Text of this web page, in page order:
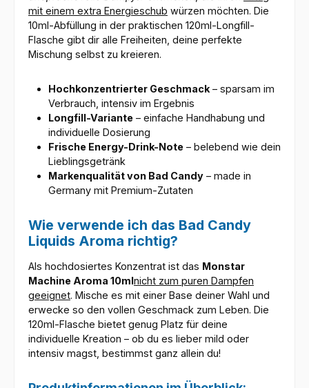
mit einem extra Energieschub würzen möchten. Die
10ml-Abfüllung in der praktischen 120ml-Longfill-
Flasche gibt dir alle Freiheiten, deine perfekte
Mischung selbst zu kreieren.
Hochkonzentrierter Geschmack– sparsam im
Verbrauch, intensiv im Ergebnis
Longfill-Variante– einfache Handhabung und
individuelle Dosierung
Frische Energy-Drink-Note– belebend wie dein
Lieblingsgetränk
Markenqualität von Bad Candy– made in
Germany mit Premium-Zutaten
Wie verwende ich das Bad Candy
Liquids Aroma richtig?
Als hochdosiertes Konzentrat ist das Monstar
Machine Aroma 10ml nicht zum puren Dampfen
geeignet. Mische es mit einer Base deiner Wahl und
erwecke so den vollen Geschmack zum Leben. Die
120ml-Flasche bietet genug Platz für deine
individuelle Kreation – ob du es lieber mild oder
intensiv magst, bestimmst ganz allein du!